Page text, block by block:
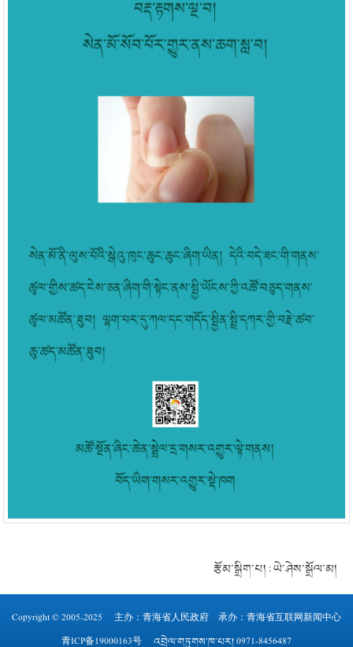
རྩོམ་སྒྲིག་པ། : ཡེ་ཤེས་སྒྲོལ་མ།
Copyright © 2005-2025 主办： 青海省人民政府 承办：青海省互联网新闻中心
青ICP备19000163号 འབྲེལ་གཏུགས་ཁ་པར། 0971-8456487